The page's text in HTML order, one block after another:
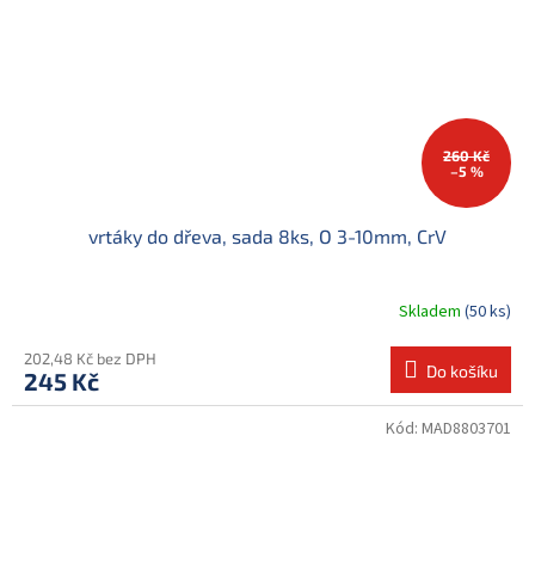
260 Kč
–5 %
vrtáky do dřeva, sada 8ks, O 3-10mm, CrV
Skladem (50 ks)
202,48 Kč bez DPH
245 Kč Do košíku
Kód: MAD8803701